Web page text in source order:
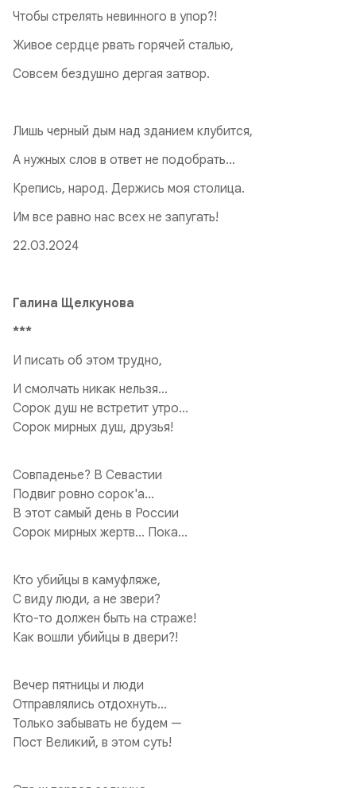
Чтобы стрелять невинного в упор?!
Живое сердце рвать горячей сталью,
Совсем бездушно дергая затвор.
Лишь черный дым над зданием клубится,
А нужных слов в ответ не подобрать…
Крепись, народ. Держись моя столица.
Им все равно нас всех не запугать!
22.03.2024
Галина Щелкунова
***
И писать об этом трудно,
И смолчать никак нельзя...
Сорок душ не встретит утро...
Сорок мирных душ, друзья!
Совпаденье? В Севастии
Подвиг ровно сорок'а...
В этот самый день в России
Сорок мирных жертв... Пока...
Кто убийцы в камуфляже,
С виду люди, а не звери?
Кто-то должен быть на страже!
Как вошли убийцы в двери?!
Вечер пятницы и люди
Отправлялись отдохнуть...
Только забывать не будем —
Пост Великий, в этом суть!